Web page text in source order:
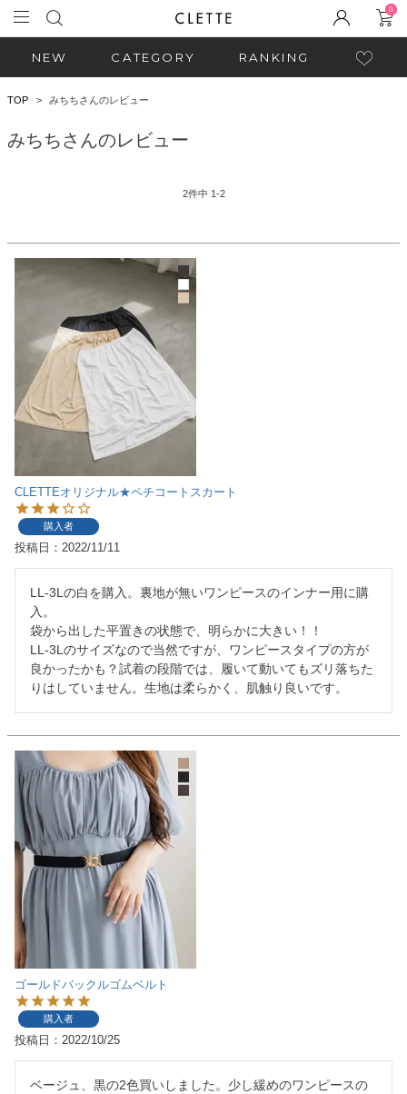
0
NEW CATEGORY RANKING
TOP みちちさんのレビュー
みちちさんのレビュー
2件中 1-2
CLETTEオリジナル★ペチコートスカート
購入者
投稿日 2022/11/11
LL-3Lの白を購入。裏地が無いワンピースのインナー用に購
入。
袋から出した平置きの状態で、明らかに大きい！！
LL-3Lのサイズなので当然ですが、ワンピースタイプの方が
良かったかも？試着の段階では、履いて動いてもズリ落ちた
りはしていません。生地は柔らかく、肌触り良いです。
ゴールドバックルゴムベルト
購入者
投稿日 2022/10/25
ベージュ、黒の2色買いしました。少し緩めのワンピースの